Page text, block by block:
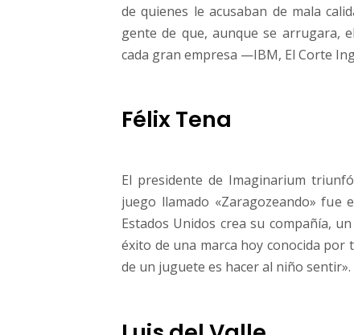
de quienes le acusaban de mala
gente de que, aunque se arrugara,
cada gran empresa —IBM, El Corte
Félix Tena
El presidente de Imaginarium
juego llamado «Zaragozeando» fue
Estados Unidos crea su compañía,
éxito de una marca hoy conocida por
de un juguete es hacer al niño sentir».